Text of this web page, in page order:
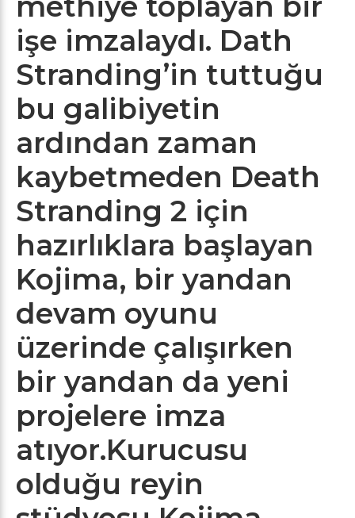
işe imzalaydı. Dath
Stranding’in tuttuğu
bu galibiyetin
ardından zaman
kaybetmeden Death
Stranding 2 için
hazırlıklara başlayan
Kojima, bir yandan
devam oyunu
üzerinde çalışırken
bir yandan da yeni
projelere imza
atıyor.Kurucusu
olduğu reyin